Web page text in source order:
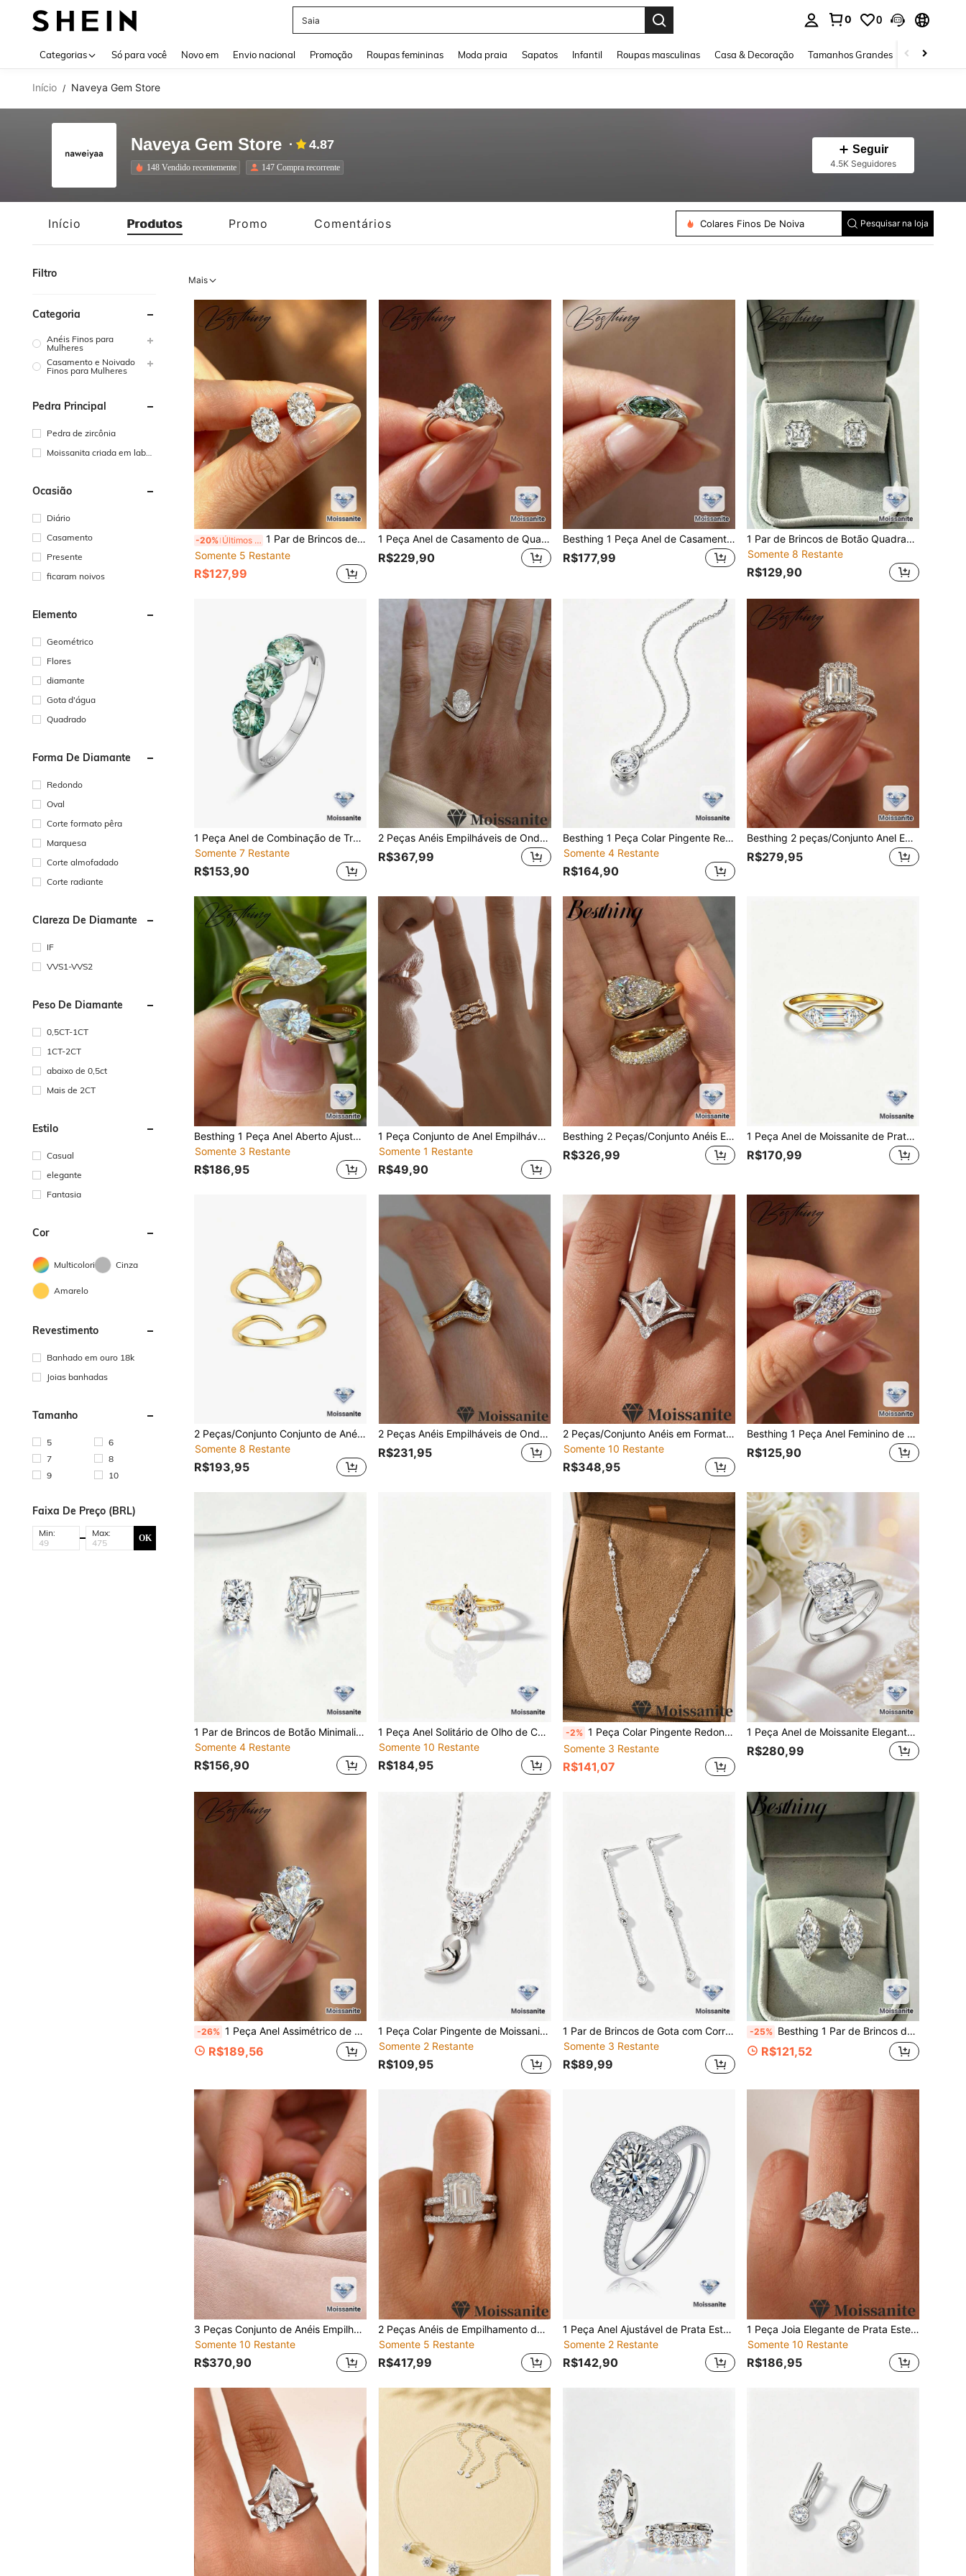
Calça Jeans Feminina
0 0
Categorias Só para você Novo em Envio nacional Promoção Roupas femininas Moda praia Sapatos Infantil Roupas masculinas Casa & Decoração Tamanhos Grandes Joias e
Início / Naveya Gem Store
Naveya Gem Store 4.87
148 Vendido recentemente 147 Compra recorrente
Seguir
4.5K Seguidores
Início Produtos Promo Comentários Colares Finos De Noiva Pesquisar na loja
Filtro
Categoria
Anéis Finos para
Mulheres
Casamento e Noivado
Finos para Mulheres
Pedra Principal
Pedra de zircônia
Moissanita criada em labor
Ocasião
Diário
Casamento
Presente
ficaram noivos
Elemento
Geométrico
Flores
diamante
Gota d'água
Quadrado
Forma De Diamante
Redondo
Oval
Corte formato pêra
Marquesa
Corte almofadado
Corte radiante
Clareza De Diamante
IF
VVS1-VVS2
Peso De Diamante
0,5CT-1CT
1CT-2CT
abaixo de 0,5ct
Mais de 2CT
Estilo
Casual
elegante
Fantasia
Cor
Multicolorido Cinza
Amarelo
Revestimento
Banhado em ouro 18k
Joias banhadas
Tamanho
5
6
7
8
9
10
Faixa De Preço (BRL)
Min: Max: OK
Mais
-20% Últimos 3 dias 1 Par de Brincos de Botão de Moissanita Oval de 2CT/4CT/6CT em Prata Esterlina S925, Estilo Minimalista Casual, Versátil para Uso Diário, Casamento e Noivado
Somente 5 Restante
R$127,99
1 Peça Anel de Casamento de Qualidade Nupcial Estilo Fashion INS em Prata Esterlina S925 com Pedra Principal Oval de Moissanita Azul-Verde 2CT, Anel de Proposta, Acessório Diário, Presente de Aniversário e Feriado
R$229,90
Besthing 1 Peça Anel de Casamento Combinado de Casal em Prata Esterlina S925 com Moissanita Marquise Azul-Verde de 1 Quilate, Alta Qualidade para Casamento, Uso Diário e Presente de Feriado
R$177,99
1 Par de Brincos de Botão Quadrados de Moissanita 1/2/4CT em Prata Esterlina S925 Minimalista da Moda para Mulheres, Joias Nupciais de Qualidade para Casamento, Festa, Uso Diário, Aniversário, Presente de Feriado
Somente 8 Restante
R$129,90
1 Peça Anel de Combinação de Três Pedras Redondas de Moissanita 1.5CT em Prata Esterlina S925 Elegante e na Moda, Anel de Noivado e Casamento, Uso Diário, Presente Requintado de Aniversário
Somente 7 Restante
R$153,90
2 Peças Anéis Empilháveis de Onda Oval de Moissanite 2,5CT em Prata Esterlina 925, Adequados para Casamento, Uso Diário, Temporada de Casamento, Presente de Feriado
R$367,99
Besthing 1 Peça Colar Pingente Redondo de Moissanita 2,1CT em Prata Esterlina S925 Minimalista da Moda, Joia Nupcial de Qualidade para Mulheres para Casamento, Uso Diário, Aniversário, Presente de Feriado
Somente 4 Restante
R$164,90
Besthing 2 peças/Conjunto Anel Empilhável Quadrado de Moissanita 5,028CT em Prata Esterlina S925 Glamoroso e Fashion para Mulheres, Anel de Casamento de Qualidade, Proposta, Casamento, Acessório Diário, Aniversário, Presente de Feriado
R$279,95
Besthing 1 Peça Anel Aberto Ajustável de Moissanita em Formato de Lágrima de 1,6CT em Prata Esterlina S925 Minimalista e Fashion para Mulheres, Anel de Casamento de Qualidade, Proposta, Uso Diário, Aniversário, Presente de Feriado
Somente 3 Restante
R$186,95
1 Peça Conjunto de Anel Empilhável Incrustado de Zircônia em Prata 925, Jóia de Estilo Minimalista Europeu e Americano, Adequada para Natal, Dia dos Namorados, Uso Diário para Mulheres
Somente 1 Restante
R$49,90
Besthing 2 Peças/Conjunto Anéis Empilháveis de Prata Esterlina S925 com Moissanita em Formato de Lágrima de 4 Quilates e Diamante Completo, Anéis de Casamento de Qualidade, Casamento, Acessórios Diários, Aniversário, Presente de Feriado
R$326,99
1 Peça Anel de Moissanite de Prata Esterlina 925 Clássico e Minimalista de 1CT, Adequado para Noivado, Festa, Aniversário, Uso Diário, Aniversário, Presente do Dia dos Namorados
R$170,99
2 Peças/Conjunto Conjunto de Anéis de Prata S925, Design de Olho com Moissanita 2CT, Anéis Empilháveis de Luxo da Moda, Acessório Diário para Casamento, Festa de Noiva, Presente de Aniversário, Aniversário de Casamento e Dia dos Namorados
Somente 8 Restante
R$193,95
2 Peças Anéis Empilháveis de Onda Quadrada de Moissanite de 1,2CT em Prata Esterlina S925, Adequado para Casamento, Uso Diário, Presente da Temporada de Casamento
R$231,95
2 Peças/Conjunto Anéis em Formato de V com Moissanita de 2CT em Prata Esterlina 925, Design Luxuoso para Mulheres, Adequado para Casamento, Uso Diário, Presente de Feriado
Somente 10 Restante
R$348,95
Besthing 1 Peça Anel Feminino de Prata Esterlina S925 com Moissanita Redonda de 0,55CT, Design Geométrico de Linhas Entrelaçadas, Glamoroso e Elegante, Qualidade Premium, para Casamento, Noivado, Aniversário, Uso Diário e Presente de Feriado
R$125,90
1 Par de Brincos de Botão Minimalistas da Moda em Prata Esterlina S925 com Moissanita de Corte Esmeralda 2CT/4CT/6CT, Joias para Casal Feminino, Noiva, Casamento, Uso Diário, Presente de Aniversário
Somente 4 Restante
R$156,90
1 Peça Anel Solitário de Olho de Cavalo Clássico de Moissanite 2CT em Prata Esterlina S925, Adequado para Noiva, Noivado, Casamento, Uso Diário, Presente de Feriado
Somente 10 Restante
R$184,95
-2% 1 Peça Colar Pingente Redondo Encravado com Diamante Moissanite de Prata Esterlina S925, 0,5CT/1CT/2CT, Adequado para Casamento, Uso Diário e Presentes de Feriado para Mulheres
Somente 3 Restante
R$141,07
1 Peça Anel de Moissanite Elegante de Prata 925 com 4CT, Pedras Ovais Intersecionais em Formato de Lágrima, Anel de Noivado e Casamento, Presente para Namorada
R$280,99
-26% 1 Peça Anel Assimétrico de Moissanita em Formato de Lágrima de 3CT em Prata Esterlina S925 Luxuoso e Elegante para Mulheres, Proposta de Casamento, Acessório Diário, Presente de Aniversário e Feriado
R$189,56
1 Peça Colar Pingente de Moissanite de 0,5CT em Prata Esterlina 925, Design Minimalista, Adequado para Noivado, Casamento, Uso Diário, Presente de Feriado
Somente 2 Restante
R$109,95
1 Par de Brincos de Gota com Corrente Minimalista Incrustado com Moissanita de 0,36CT em Prata Esterlina 925, Adequado para Noivas, Casamentos, Encontros, Uso Diário, Presentes de Feriado
Somente 3 Restante
R$89,99
-25% Besthing 1 Par de Brincos de Botão Minimalistas da Moda em Prata Esterlina S925 com Moissanita Marquise 2/4/6CT para Mulheres, Brincos Nupciais de Qualidade para Uso Casual Diário, Presente de Aniversário e Feriado
R$121,52
3 Peças Conjunto de Anéis Empilháveis de Onda de Luxo com Moissanita Oval de 2,5CT em Prata 925, Anel de Noivado e Casamento Feminino, Presente para Namorada
Somente 10 Restante
R$370,90
2 Peças Anéis de Empilhamento de Moissanita Quadrada de 5,5 CT em Prata Esterlina 925, Anéis de Noivado e Casamento, Presente para Uso Diário
Somente 5 Restante
R$417,99
1 Peça Anel Ajustável de Prata Esterlina S925 com Moissanita 1CT, Estilo Elegante & Fashion, Joia de Noivado e Casamento para Mulheres, Presente do Dia dos Namorados
Somente 2 Restante
R$142,90
1 Peça Joia Elegante de Prata Esterlina 925 com Moissanita de 2,5CT e Borda Floral, Adequada para Casamento, Uso Diário, Presente de Feriado
Somente 10 Restante
R$186,95